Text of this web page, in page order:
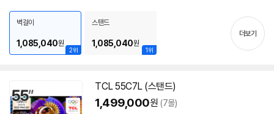
기
2위
벽걸이
1,085,040원
1위
스탠드
1,085,040원
더보기
TCL 55C7L (스탠드)
1,499,000원 (7몰)